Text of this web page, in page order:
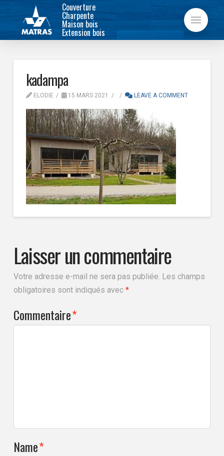
Couverture
Charpente
Maison bois
Extension bois
kadampa
ELODIE 15 MARS 2021 LEAVE A COMMENT
Laisser un commentaire
Votre adresse e-mail ne sera pas publiée. Les champs
obligatoires sont indiqués avec *
Commentaire*
Name*